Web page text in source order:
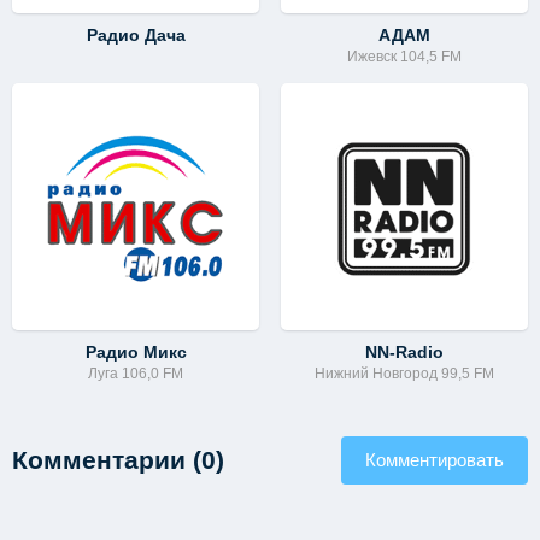
Радио Дача АДАМ
Ижевск 104,5 FM
Радио Микс
Луга 106,0 FM
NN-Radio
Нижний Новгород 99,5 FM
Комментарии (0) Комментировать